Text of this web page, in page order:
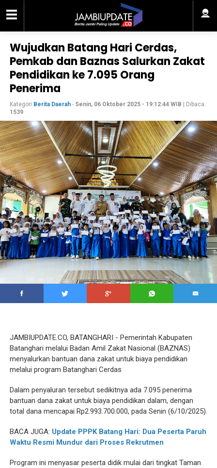
Wujudkan Batang Hari Cerdas,
Pemkab dan Baznas Salurkan Zakat
Pendidikan ke 7.095 Orang
Penerima
Kategori Berita Daerah - Senin, 06 Oktober 2025 - 19:12:44 WIB | Dibaca:
1539
JAMBIUPDATE.CO, BATANGHARI - Pemerintah Kabupaten
Batanghari melalui Badan Amil Zakat Nasional (BAZNAS)
menyalurkan bantuan dana zakat untuk biaya pendidikan
melalui program Batanghari Cerdas
Dalam penyaluran tersebut sedikitnya ada 7.095 penerima
bantuan dana zakat untuk biaya pendidikan dalam, dengan
total dana mencapai Rp2.993.700.000, pada Senin (6/10/2025).
BACA JUGA: Update PPPK Batang Hari: Dua Peserta Paruh
Waktu Resmi Mundur dari Proses Rekrutmen
Program ini menyasar peserta didik mulai dari tingkat Taman